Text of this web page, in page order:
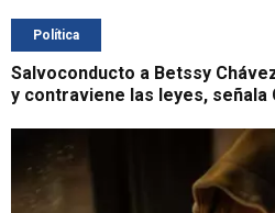
Política
Salvoconducto a Betssy
y contraviene las leyes, señala